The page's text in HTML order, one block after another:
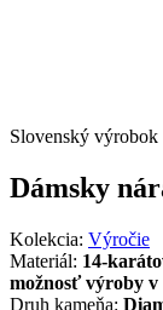
Slovenský výrobok
Dámsky
Kolekcia: Výročie
Materiál: 14-
možnosť výroby v
Druh kameňa: